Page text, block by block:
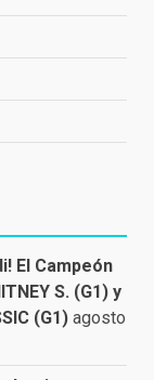
El Campeón
S. (G1) y
(G1) agosto